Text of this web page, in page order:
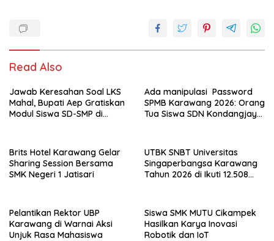
Read Also
Jawab Keresahan Soal LKS
Mahal, Bupati Aep Gratiskan
Modul Siswa SD-SMP di
Ada manipulasi Password
SPMB Karawang 2026: Orang
Tua Siswa SDN Kondangjaya
Brits Hotel Karawang Gelar
Sharing Session Bersama
SMK Negeri 1 Jatisari
UTBK SNBT Universitas
Singaperbangsa Karawang
Tahun 2026 di Ikuti 12.508
Pelantikan Rektor UBP
Karawang di Warnai Aksi
Unjuk Rasa Mahasiswa
Siswa SMK MUTU Cikampek
Hasilkan Karya Inovasi
Robotik dan IoT